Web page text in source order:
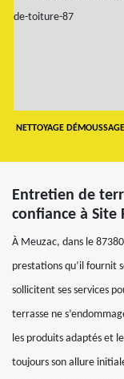
NETTOYAGE
Entretien de
confiance à Site
À Meuzac, dans le
prestations qu’il fournit
sollicitent ses services
terrasse ne
les produits adaptés et
toujours son allure